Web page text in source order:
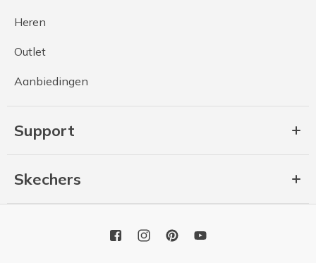
Heren
Outlet
Aanbiedingen
Support
Skechers